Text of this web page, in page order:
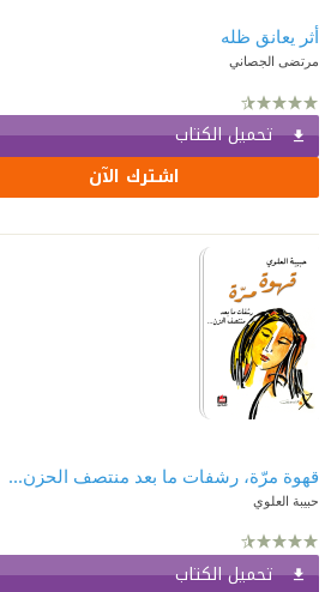
أثر يعانق ظله
مرتضى الجصاني
تحميل الكتاب
اشترك الآن
قهوة مرّة، رشفات ما بعد منتصف الحزن...
حبيبة العلوي
تحميل الكتاب